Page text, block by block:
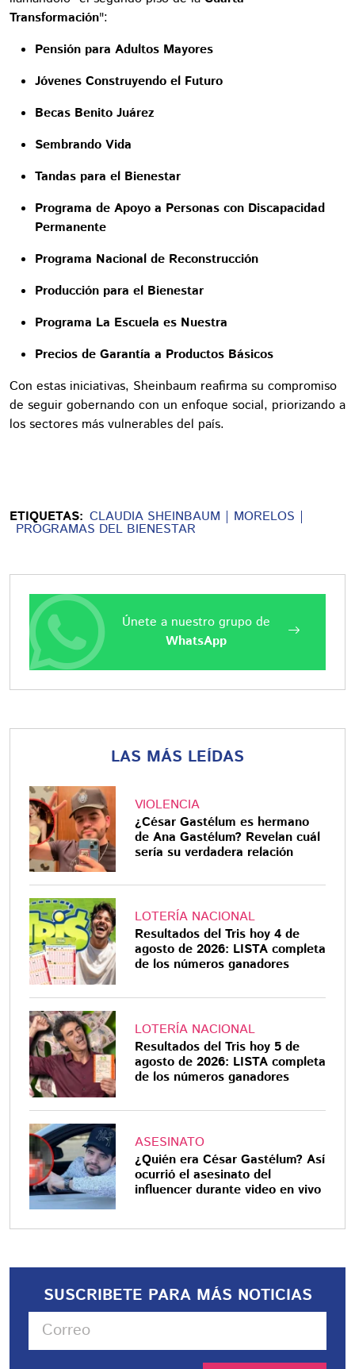
Transformación":
Pensión para Adultos Mayores
Jóvenes Construyendo el Futuro
Becas Benito Juárez
Sembrando Vida
Tandas para el Bienestar
Programa de Apoyo a Personas con Discapacidad
Permanente
Programa Nacional de Reconstrucción
Producción para el Bienestar
Programa La Escuela es Nuestra
Precios de Garantía a Productos Básicos
Con estas iniciativas, Sheinbaum reafirma su compromiso
de seguir gobernando con un enfoque social, priorizando a
los sectores más vulnerables del país.
ETIQUETAS: CLAUDIA SHEINBAUM MORELOS
PROGRAMAS DEL BIENESTAR
Únete a nuestro grupo de
WhatsApp
LAS MÁS LEÍDAS
VIOLENCIA
¿César Gastélum es hermano
de Ana Gastélum? Revelan cuál
sería su verdadera relación
LOTERÍA NACIONAL
Resultados del Tris hoy 4 de
agosto de 2026: LISTA completa
de los números ganadores
LOTERÍA NACIONAL
Resultados del Tris hoy 5 de
agosto de 2026: LISTA completa
de los números ganadores
ASESINATO
¿Quién era César Gastélum? Así
ocurrió el asesinato del
influencer durante video en vivo
SUSCRIBETE PARA MÁS NOTICIAS